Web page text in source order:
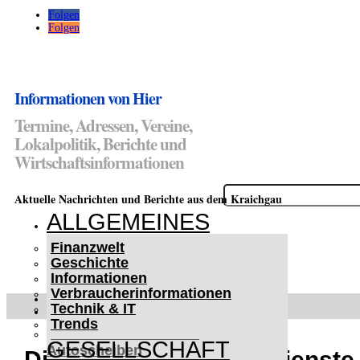
Folgen
Folgen
Informationen von Hier
Termine, Adressen, Vereine,
Lokalpolitik, Berichte und
Wirtschaftsinformationen
Suchen
nach:
Aktuelle Nachrichten und Berichte aus dem Kraichgau
ALLGEMEINES
Finanzwelt
Geschichte
Informationen
Verbraucherinformationen
Technik & IT
Trends
GESELLSCHAFT
WETTERWARNUNGEN
WINTER IM KRAICHGAU
Lifehacks für vereiste
Autoscheiben